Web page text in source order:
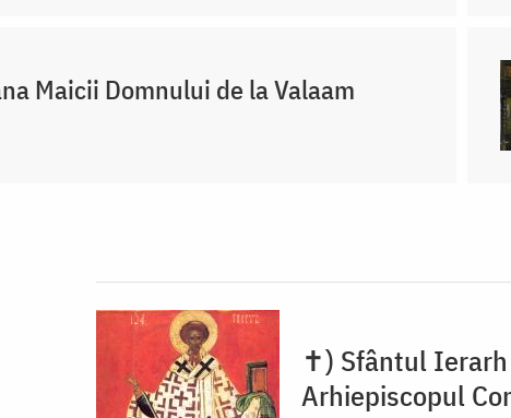
Maicii Domnului de la Valaam
✝) Sfântul
Arhiepiscopul